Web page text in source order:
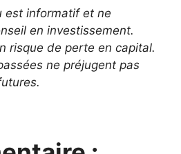
est informatif et ne
en investissement.
risque de perte en capital.
ne préjugent pas